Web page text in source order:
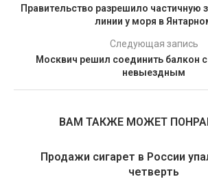
Правительство разрешило частичную
линии у моря в
Следующая запись
Москвич решил соединить балкон с
невыездным
ВАМ ТАКЖЕ МОЖЕТ
Продажи сигарет в России
четверть